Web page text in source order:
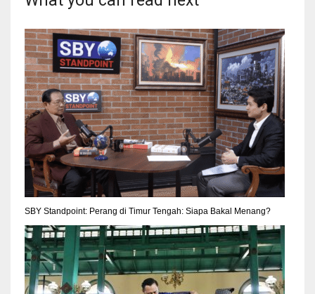
SBY Standpoint: Perang di Timur Tengah: Siapa Bakal Menang?